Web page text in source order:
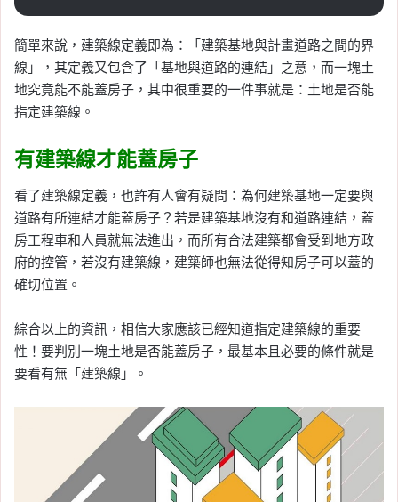
簡單來說，建築線定義即為：「建築基地與計畫道路之間的界
線」，其定義又包含了「基地與道路的連結」之意，而一塊土
地究竟能不能蓋房子，其中很重要的一件事就是：土地是否能
指定建築線。
有建築線才能蓋房子
看了建築線定義，也許有人會有疑問：為何建築基地一定要與
道路有所連結才能蓋房子？若是建築基地沒有和道路連結，蓋
房工程車和人員就無法進出，而所有合法建築都會受到地方政
府的控管，若沒有建築線，建築師也無法從得知房子可以蓋的
確切位置。
綜合以上的資訊，相信大家應該已經知道指定建築線的重要
性！要判別一塊土地是否能蓋房子，最基本且必要的條件就是
要看有無「建築線」。